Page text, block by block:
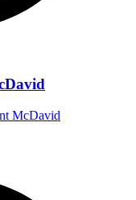
McDavid